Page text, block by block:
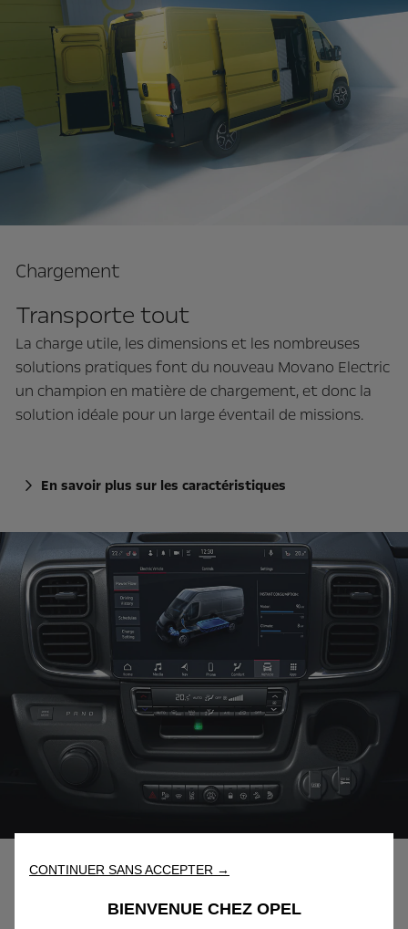
Chargement
Transporte tout
La charge utile, les dimensions et les nombreuses
solutions pratiques font du nouveau Movano Electric
un champion en matière de chargement, et donc la
solution idéale pour un large éventail de missions.
En savoir plus sur les caractéristiques
Connectivité
CONTINUER SANS ACCEPTER →
BIENVENUE CHEZ OPEL